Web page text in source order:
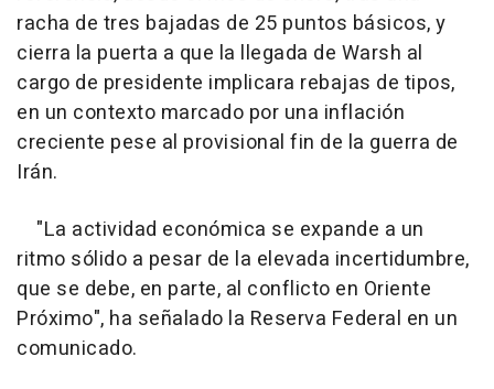
racha de tres bajadas de 25 puntos básicos, y
cierra la puerta a que la llegada de Warsh al
cargo de presidente implicara rebajas de tipos,
en un contexto marcado por una inflación
creciente pese al provisional fin de la guerra de
Irán.
"La actividad económica se expande a un
ritmo sólido a pesar de la elevada incertidumbre,
que se debe, en parte, al conflicto en Oriente
Próximo", ha señalado la Reserva Federal en un
comunicado.